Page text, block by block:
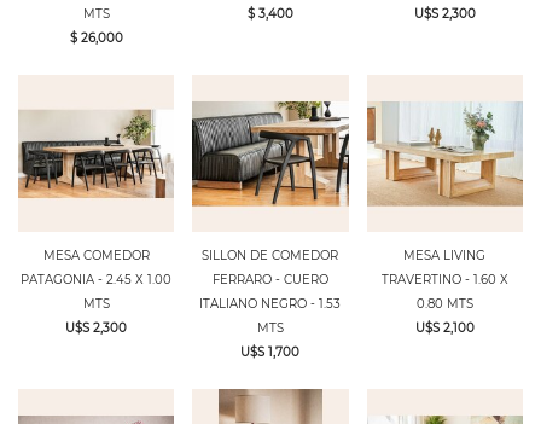
MTS
$ 26,000
$ 3,400
U$S 2,300
MESA COMEDOR
PATAGONIA - 2.45 X 1.00
MTS
U$S 2,300
SILLON DE COMEDOR
FERRARO - CUERO
ITALIANO NEGRO - 1.53
MTS
U$S 1,700
MESA LIVING
TRAVERTINO - 1.60 X
0.80 MTS
U$S 2,100